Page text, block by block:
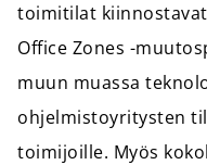
toimitilat
Office Zones -
muun muassa
ohjelmistoyritysten
toimijoille. Myös